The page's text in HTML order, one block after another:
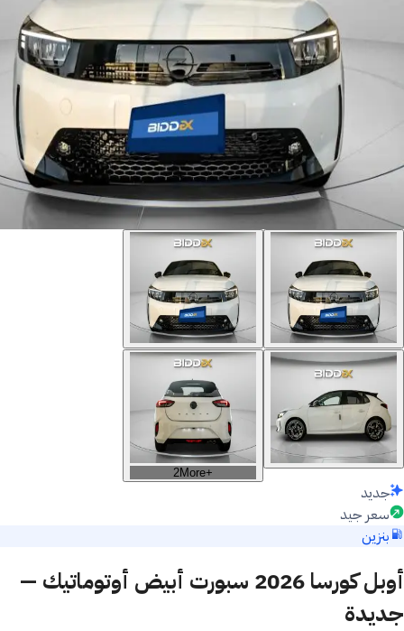
+
2More
جديد
سعر جيد
بنزين
أوبل كورسا 2026 سبورت أبيض أوتوماتيك —
جديدة